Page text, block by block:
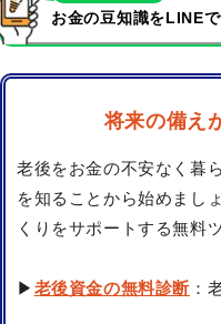
お金の豆知識をLINE
将来の備え
老後をお金の不安なく暮
を知ることから始めまし
くりをサポートする無料
▶ 老後資金の無料診断 ：